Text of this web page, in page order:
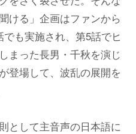
ける」企画はファンから
も実施され、第5話でヒ
まった長男・千秋を演じ
登場して、波乱の展開を
として主音声の日本語に